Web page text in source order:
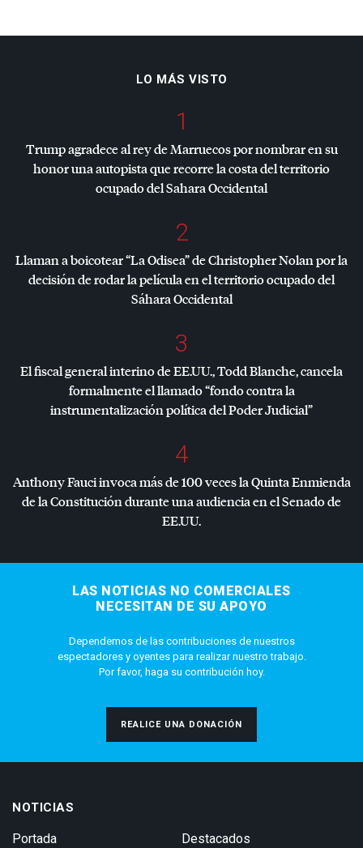
LO MÁS VISTO
1
Trump agradece al rey de Marruecos por nombrar en su
honor una autopista que recorre la costa del territorio
ocupado del Sahara Occidental
2
Llaman a boicotear “La Odisea” de Christopher Nolan por la
decisión de rodar la película en el territorio ocupado del
Sáhara Occidental
3
El fiscal general interino de EE.UU., Todd Blanche, cancela
formalmente el llamado “fondo contra la
instrumentalización política del Poder Judicial”
4
Anthony Fauci invoca más de 100 veces la Quinta Enmienda
de la Constitución durante una audiencia en el Senado de
EE.UU.
LAS NOTICIAS NO COMERCIALES
NECESITAN DE SU APOYO
Dependemos de las contribuciones de nuestros
espectadores y oyentes para realizar nuestro trabajo.
Por favor, haga su contribución hoy.
REALICE UNA DONACIÓN
NOTICIAS
Portada Destacados